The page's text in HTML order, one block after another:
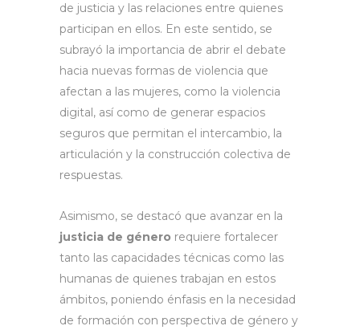
de justicia y las relaciones entre quienes
participan en ellos. En este sentido, se
subrayó la importancia de abrir el debate
hacia nuevas formas de violencia que
afectan a las mujeres, como la violencia
digital, así como de generar espacios
seguros que permitan el intercambio, la
articulación y la construcción colectiva de
respuestas.
Asimismo, se destacó que avanzar en la
justicia de género requiere fortalecer
tanto las capacidades técnicas como las
humanas de quienes trabajan en estos
ámbitos, poniendo énfasis en la necesidad
de formación con perspectiva de género y